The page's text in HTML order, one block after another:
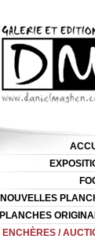
NOUVELLES
PLANCHES
ENCHÈRES /